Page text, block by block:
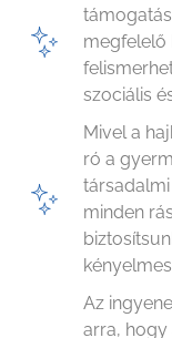
megfelelő
szociális
Mivel a
ró a
minden
Az
arra, hogy